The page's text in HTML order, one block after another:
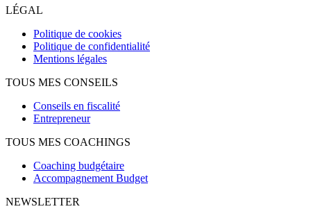
LÉGAL
Politique de cookies
Politique de confidentialité
Mentions légales
TOUS MES CONSEILS
Conseils en fiscalité
Entrepreneur
TOUS MES COACHINGS
Coaching budgétaire
Accompagnement Budget
NEWSLETTER